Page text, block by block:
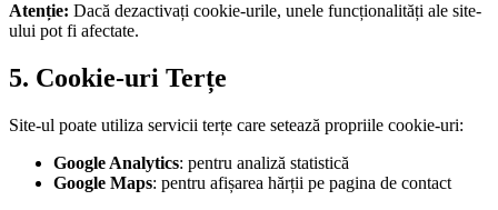
Atenție: Dacă dezactivați cookie-urile, unele funcționalități ale site-
ului pot fi afectate.
5. Cookie-uri Terțe
Site-ul poate utiliza servicii terțe care setează propriile cookie-uri:
Google Analytics: pentru analiză statistică
Google Maps: pentru afișarea hărții pe pagina de contact